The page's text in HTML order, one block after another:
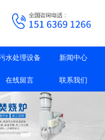
水处理设备 新闻中心
在线留言 联系我们